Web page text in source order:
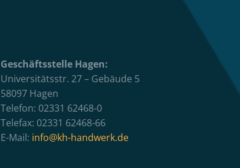
Geschäftsstelle Hagen:
Universitätsstr. 27 – Gebäude 5
58097 Hagen
Telefon: 02331 62468-0
Telefax: 02331 62468-66
E-Mail: info@kh-handwerk.de